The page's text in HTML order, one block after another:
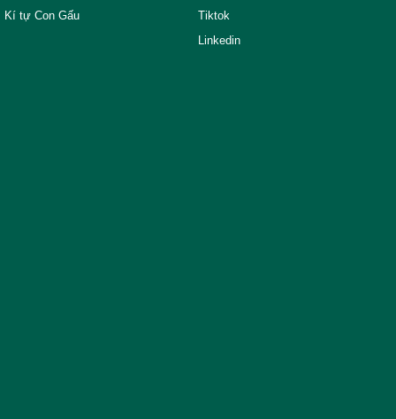
Kí tự Con Gấu
Tiktok
Linkedin